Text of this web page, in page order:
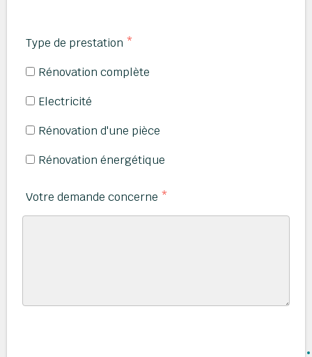
Type de prestation *
Rénovation complète
Electricité
Rénovation d'une pièce
Rénovation énergétique
Votre demande concerne *